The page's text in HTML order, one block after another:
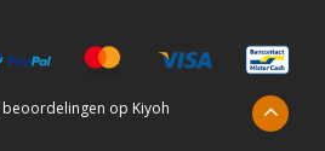
beoordelingen op Kiyoh